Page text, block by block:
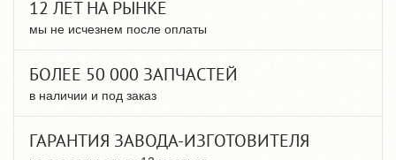
12 ЛЕТ НА РЫНКЕ
мы не исчезнем после оплаты
БОЛЕЕ 50 000 ЗАПЧАСТЕЙ
в наличии и под заказ
ГАРАНТИЯ ЗАВОДА-ИЗГОТОВИТЕЛЯ